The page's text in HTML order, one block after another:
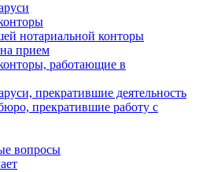
нотариальной конторы
прием
работающие в
прекратившие деятельность
прекратившие работу с
вопросы